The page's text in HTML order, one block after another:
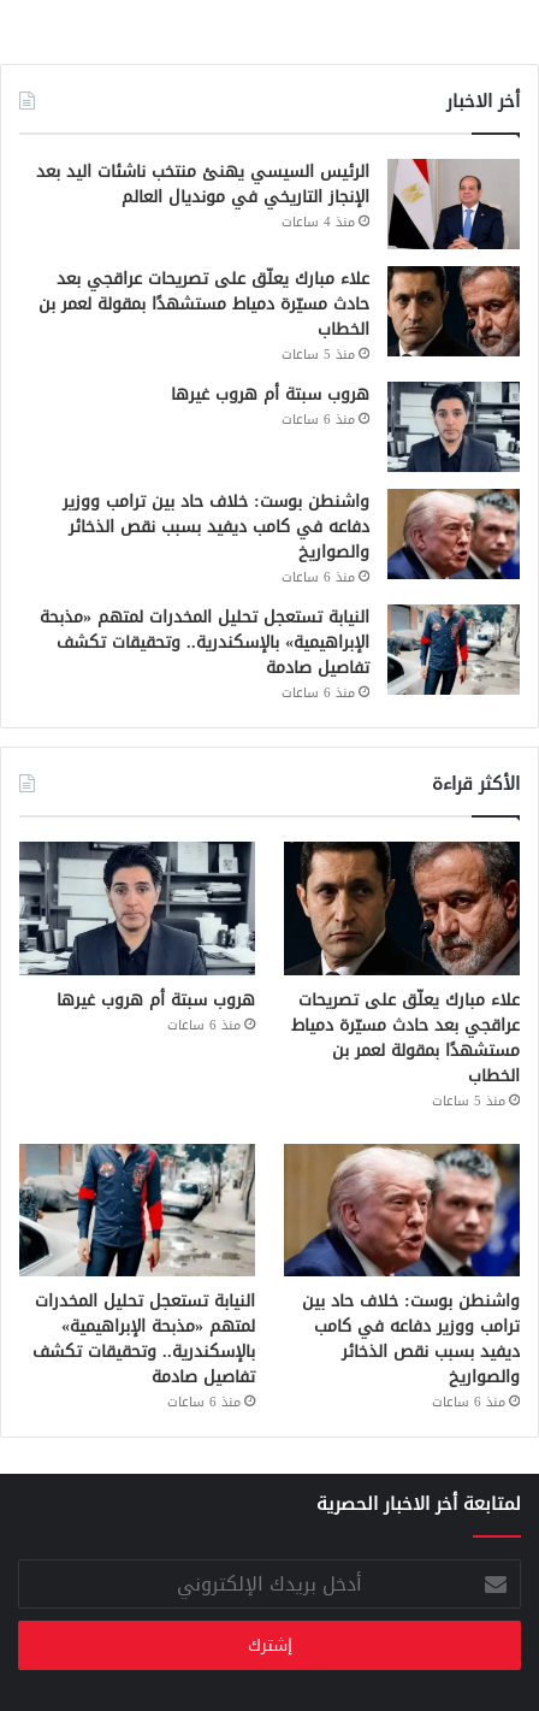
أخر الاخبار
الرئيس السيسي يهنئ منتخب ناشئات اليد بعد
الإنجاز التاريخي في مونديال العالم
منذ 4 ساعات
علاء مبارك يعلّق على تصريحات عراقجي بعد
حادث مسيّرة دمياط مستشهدًا بمقولة لعمر بن
الخطاب
منذ 5 ساعات
هروب سبتة أم هروب غيرها
منذ 6 ساعات
واشنطن بوست: خلاف حاد بين ترامب ووزير
دفاعه في كامب ديفيد بسبب نقص الذخائر
والصواريخ
منذ 6 ساعات
النيابة تستعجل تحليل المخدرات لمتهم «مذبحة
الإبراهيمية» بالإسكندرية.. وتحقيقات تكشف
تفاصيل صادمة
منذ 6 ساعات
الأكثر قراءة
علاء مبارك يعلّق على تصريحات
عراقجي بعد حادث مسيّرة دمياط
مستشهدًا بمقولة لعمر بن
الخطاب
منذ 5 ساعات
هروب سبتة أم هروب غيرها
منذ 6 ساعات
واشنطن بوست: خلاف حاد بين
ترامب ووزير دفاعه في كامب
ديفيد بسبب نقص الذخائر
والصواريخ
منذ 6 ساعات
النيابة تستعجل تحليل المخدرات
لمتهم «مذبحة الإبراهيمية»
بالإسكندرية.. وتحقيقات تكشف
تفاصيل صادمة
منذ 6 ساعات
لمتابعة أخر الاخبار الحصرية
أدخل
بريدك
الإلكتروني